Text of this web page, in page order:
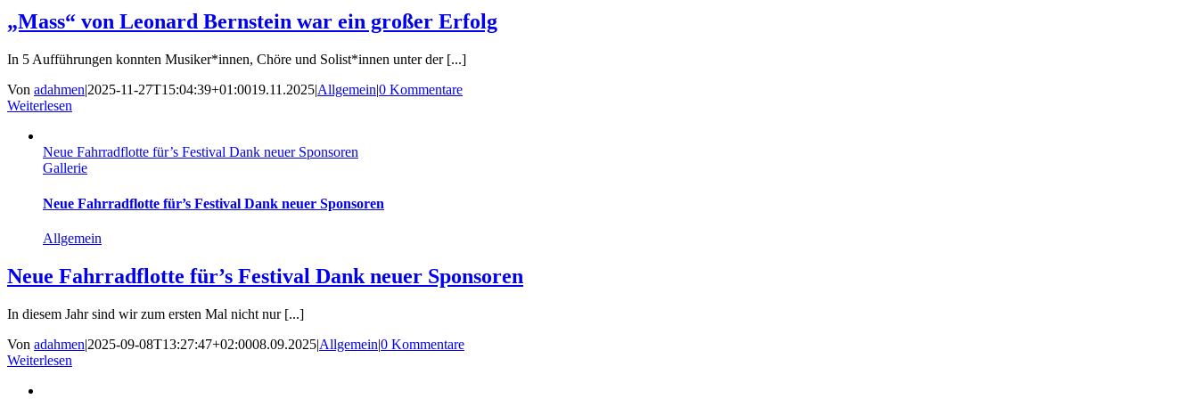
„Mass“ von Leonard Bernstein war ein großer Erfolg
In 5 Aufführungen konnten Musiker*innen, Chöre und Solist*innen unter der [...]
Von adahmen|2025-11-27T15:04:39+01:0019.11.2025|Allgemein|0 Kommentare
Weiterlesen
Neue Fahrradflotte für’s Festival Dank neuer Sponsoren
Gallerie
Neue Fahrradflotte für’s Festival Dank neuer Sponsoren
Allgemein
Neue Fahrradflotte für’s Festival Dank neuer Sponsoren
In diesem Jahr sind wir zum ersten Mal nicht nur [...]
Von adahmen|2025-09-08T13:27:47+02:0008.09.2025|Allgemein|0 Kommentare
Weiterlesen